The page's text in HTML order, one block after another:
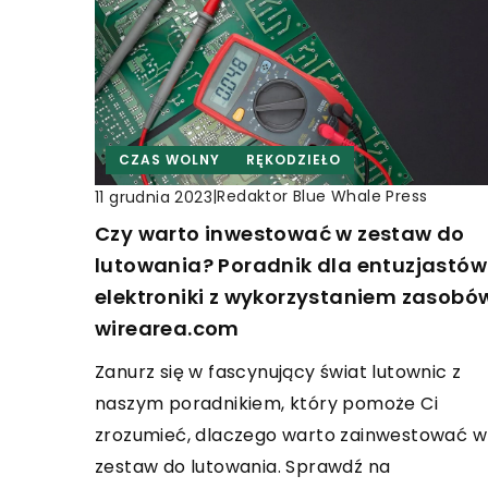
CZAS WOLNY RĘKODZIEŁO
11 grudnia 2023|Redaktor Blue Whale Press
Czy warto inwestować w zestaw do
lutowania? Poradnik dla entuzjastów
elektroniki z wykorzystaniem
wirearea.com
Zanurz się w fascynujący świat lutownic z
naszym poradnikiem, który pomoże Ci
zrozumieć, dlaczego warto zainwestować w
zestaw do lutowania. Sprawdź na